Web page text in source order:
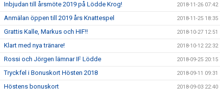
Inbjudan till årsmöte 2019 på Lödde Krog! 2018-11-26 07:42
Anmälan öppen till 2019 års Knattespel 2018-11-25 18:35
Grattis Kalle, Markus och HIF!! 2018-10-27 12:51
Klart med nya tränare! 2018-10-12 22:32
Rossi och Jörgen lämnar IF Lödde 2018-09-25 20:15
Tryckfel i Bonuskort Hösten 2018 2018-09-11 09:31
Höstens bonuskort 2018-09-03 22:40